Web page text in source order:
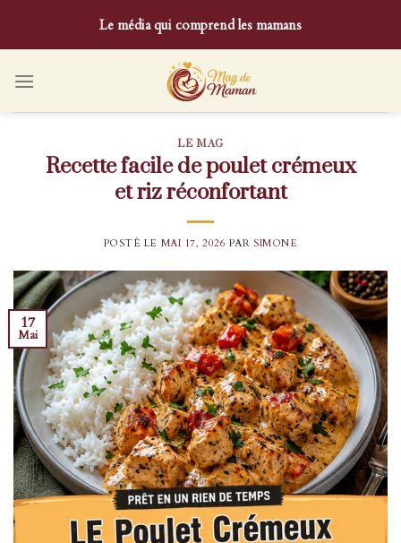
content
Le média qui comprend les mamans
LE MAG
Recette facile de poulet crémeux
et riz réconfortant
POSTÉ LE MAI 17, 2026 PAR SIMONE
17
Mai